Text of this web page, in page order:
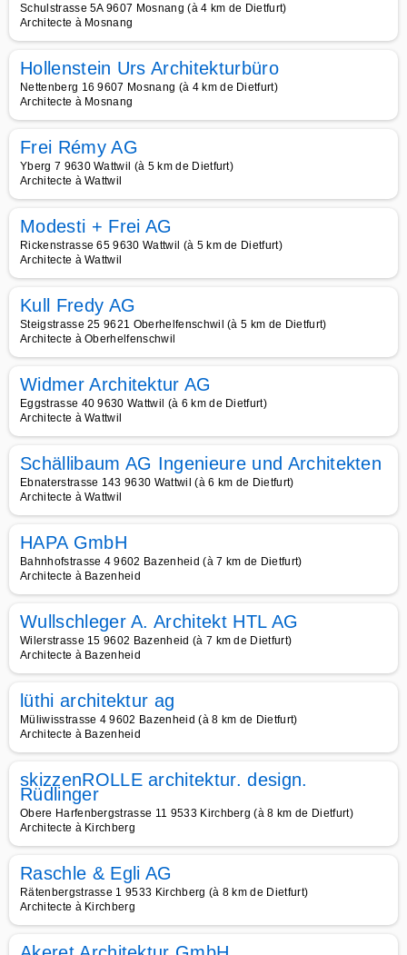
Schulstrasse 5A 9607 Mosnang (à 4 km de Dietfurt)
Architecte à Mosnang
Hollenstein Urs Architekturbüro
Nettenberg 16 9607 Mosnang (à 4 km de Dietfurt)
Architecte à Mosnang
Frei Rémy AG
Yberg 7 9630 Wattwil (à 5 km de Dietfurt)
Architecte à Wattwil
Modesti + Frei AG
Rickenstrasse 65 9630 Wattwil (à 5 km de Dietfurt)
Architecte à Wattwil
Kull Fredy AG
Steigstrasse 25 9621 Oberhelfenschwil (à 5 km de Dietfurt)
Architecte à Oberhelfenschwil
Widmer Architektur AG
Eggstrasse 40 9630 Wattwil (à 6 km de Dietfurt)
Architecte à Wattwil
Schällibaum AG Ingenieure und Architekten
Ebnaterstrasse 143 9630 Wattwil (à 6 km de Dietfurt)
Architecte à Wattwil
HAPA GmbH
Bahnhofstrasse 4 9602 Bazenheid (à 7 km de Dietfurt)
Architecte à Bazenheid
Wullschleger A. Architekt HTL AG
Wilerstrasse 15 9602 Bazenheid (à 7 km de Dietfurt)
Architecte à Bazenheid
lüthi architektur ag
Müliwisstrasse 4 9602 Bazenheid (à 8 km de Dietfurt)
Architecte à Bazenheid
skizzenROLLE architektur. design.
Rüdlinger
Obere Harfenbergstrasse 11 9533 Kirchberg (à 8 km de Dietfurt)
Architecte à Kirchberg
Raschle & Egli AG
Rätenbergstrasse 1 9533 Kirchberg (à 8 km de Dietfurt)
Architecte à Kirchberg